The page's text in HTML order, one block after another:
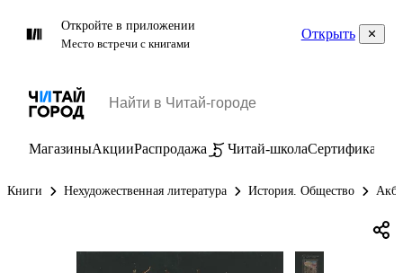
Откройте в приложении
Место встречи с книгами
Открыть
МагазиныАкцииРаспродажа Читай-школаСертификаты
Книги Нехудожественная литература История. Общество